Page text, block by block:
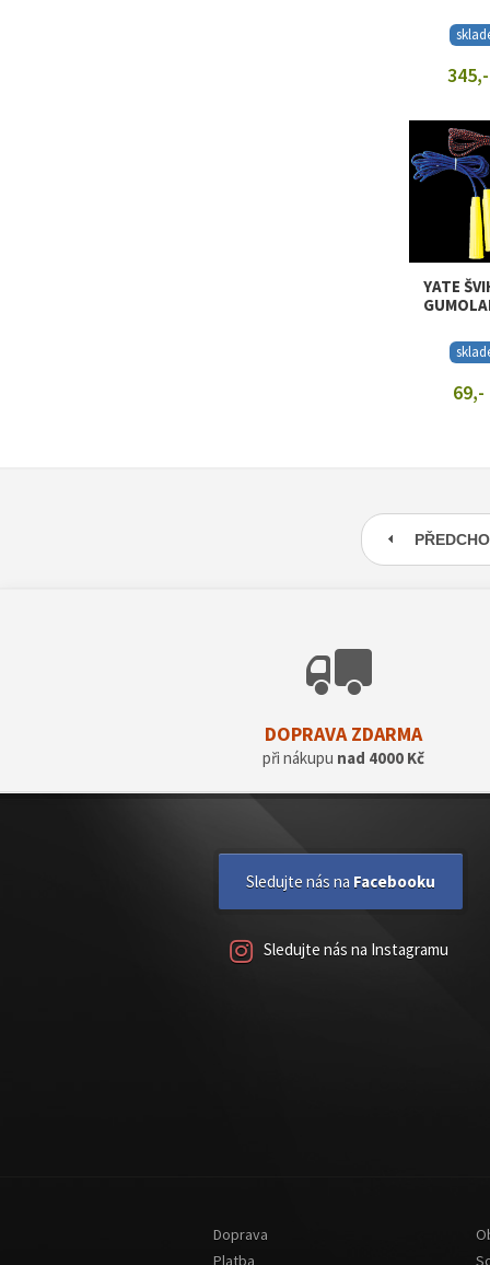
YATE
69,-
DOPRAVA ZDARMA
při nákupu nad 4000 Kč
Sledujte nás na Facebooku
Sledujte nás na Instagramu
Doprava
Platba